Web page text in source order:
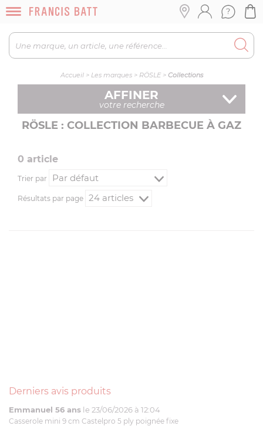
Accueil> Les marques> RÖSLE> Collections
AFFINER
votre recherche
RÖSLE : COLLECTION BARBECUE À GAZ
0 article
Trier par
Résultats par page
Derniers avis produits
Emmanuel 56 ans le 23/06/2026 à 12:04
Casserole mini 9 cm Castelpro 5 ply poignée fixe